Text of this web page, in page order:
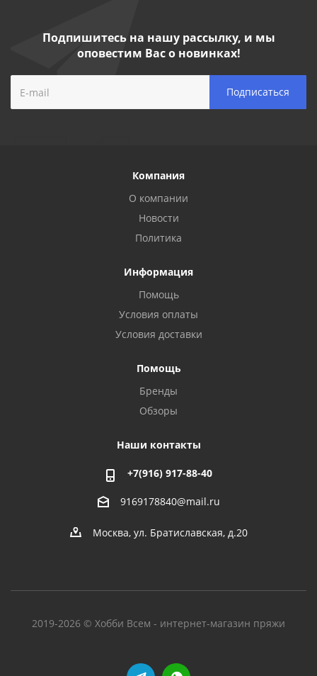
Подпишитесь на нашу рассылку, и мы
оповестим Вас о новинках!
Компания
О компании
Новости
Политика
Информация
Помощь
Условия оплаты
Условия доставки
Помощь
Бренды
Обзоры
Наши контакты
+7(916) 917-88-40
9169178840@mail.ru
Москва, ул. Братиславская, д.20
2019-2026 © Хобби Всем - интернет-магазин пряжи